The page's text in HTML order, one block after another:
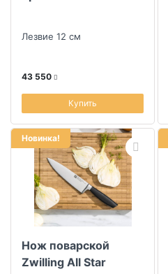
Лезвие 12 см
43 550
Купить
Новинка!
Нож поварской
Zwilling All Star